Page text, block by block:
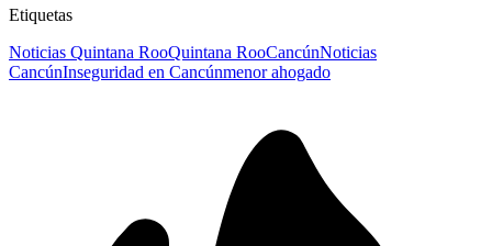
Etiquetas
Noticias Quintana RooQuintana RooCancúnNoticias
CancúnInseguridad en Cancúnmenor ahogado